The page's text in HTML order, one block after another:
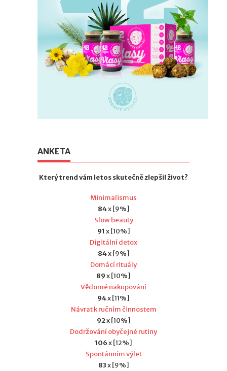
ANKETA
Který trend vám letos skutečně zlepšil život?
Minimalismus
84x [9%]
Slow beauty
91 x [10%]
Digitální detox
84x [9%]
Domácí rituály
89x [10%]
Vědomé nakupování
94x [11%]
Návrat k ručním činnostem
92x [10%]
Dodržování obyčejné rutiny
106x [12%]
Spontánním výlet
83x [9%]